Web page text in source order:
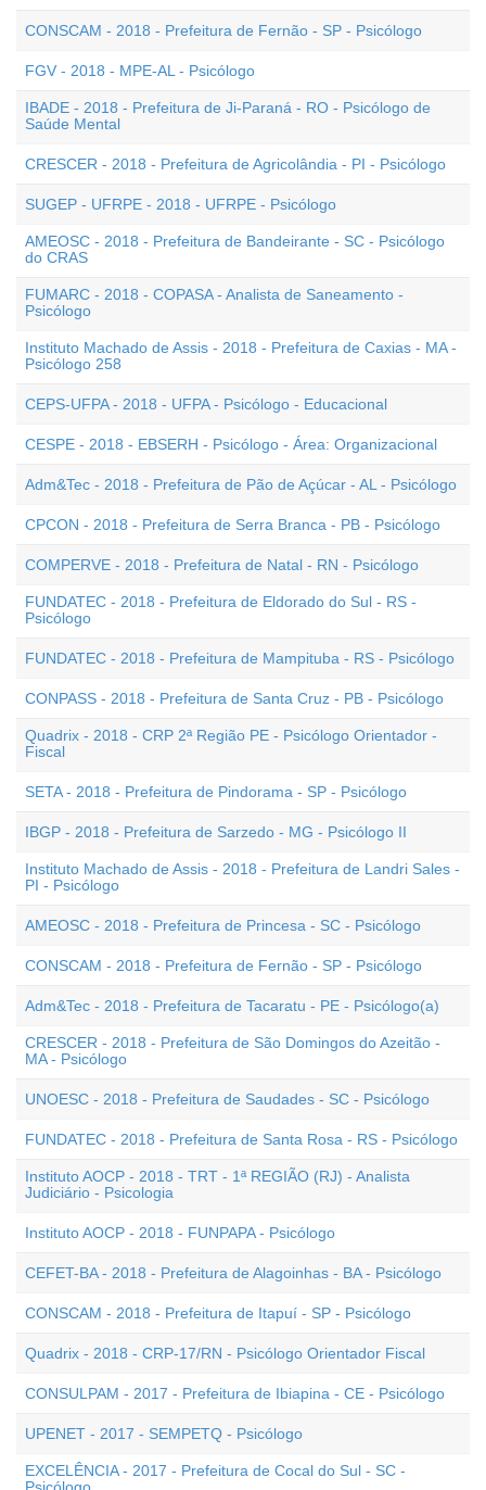
CONSCAM - 2018 - Prefeitura de Fernão - SP - Psicólogo
FGV - 2018 - MPE-AL - Psicólogo
IBADE - 2018 - Prefeitura de Ji-Paraná - RO - Psicólogo de
Saúde Mental
CRESCER - 2018 - Prefeitura de Agricolândia - PI - Psicólogo
SUGEP - UFRPE - 2018 - UFRPE - Psicólogo
AMEOSC - 2018 - Prefeitura de Bandeirante - SC - Psicólogo
do CRAS
FUMARC - 2018 - COPASA - Analista de Saneamento -
Psicólogo
Instituto Machado de Assis - 2018 - Prefeitura de Caxias - MA -
Psicólogo 258
CEPS-UFPA - 2018 - UFPA - Psicólogo - Educacional
CESPE - 2018 - EBSERH - Psicólogo - Área: Organizacional
Adm&Tec - 2018 - Prefeitura de Pão de Açúcar - AL - Psicólogo
CPCON - 2018 - Prefeitura de Serra Branca - PB - Psicólogo
COMPERVE - 2018 - Prefeitura de Natal - RN - Psicólogo
FUNDATEC - 2018 - Prefeitura de Eldorado do Sul - RS -
Psicólogo
FUNDATEC - 2018 - Prefeitura de Mampituba - RS - Psicólogo
CONPASS - 2018 - Prefeitura de Santa Cruz - PB - Psicólogo
Quadrix - 2018 - CRP 2ª Região PE - Psicólogo Orientador -
Fiscal
SETA - 2018 - Prefeitura de Pindorama - SP - Psicólogo
IBGP - 2018 - Prefeitura de Sarzedo - MG - Psicólogo II
Instituto Machado de Assis - 2018 - Prefeitura de Landri Sales -
PI - Psicólogo
AMEOSC - 2018 - Prefeitura de Princesa - SC - Psicólogo
CONSCAM - 2018 - Prefeitura de Fernão - SP - Psicólogo
Adm&Tec - 2018 - Prefeitura de Tacaratu - PE - Psicólogo(a)
CRESCER - 2018 - Prefeitura de São Domingos do Azeitão -
MA - Psicólogo
UNOESC - 2018 - Prefeitura de Saudades - SC - Psicólogo
FUNDATEC - 2018 - Prefeitura de Santa Rosa - RS - Psicólogo
Instituto AOCP - 2018 - TRT - 1ª REGIÃO (RJ) - Analista
Judiciário - Psicologia
Instituto AOCP - 2018 - FUNPAPA - Psicólogo
CEFET-BA - 2018 - Prefeitura de Alagoinhas - BA - Psicólogo
CONSCAM - 2018 - Prefeitura de Itapuí - SP - Psicólogo
Quadrix - 2018 - CRP-17/RN - Psicólogo Orientador Fiscal
CONSULPAM - 2017 - Prefeitura de Ibiapina - CE - Psicólogo
UPENET - 2017 - SEMPETQ - Psicólogo
EXCELÊNCIA - 2017 - Prefeitura de Cocal do Sul - SC -